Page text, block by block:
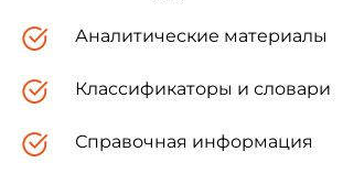
Аналитические материалы
Классификаторы и словари
Справочная информация